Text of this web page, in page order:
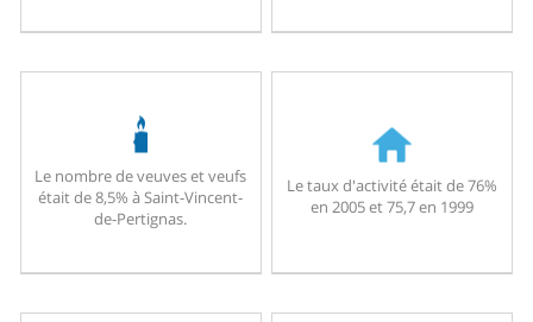
Le nombre de veuves et veufs
était de 8,5% à Saint-Vincent-
de-Pertignas.
Le taux d'activité était de 76%
en 2005 et 75,7 en 1999